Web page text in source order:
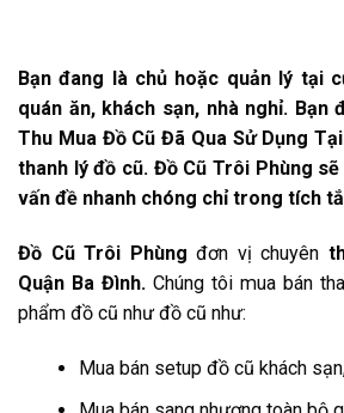
Bạn đang là chủ hoặc quản lý tại
quán ăn, khách sạn, nhà nghỉ. Bạn
Thu Mua Đồ Cũ Đã Qua Sử Dụng
thanh lý đồ cũ. Đồ Cũ Trôi Phùng
vấn đề nhanh chóng chỉ trong tích
Đồ Cũ Trôi Phùng đơn vị chuyên
Quận Ba Đình. Chúng tôi mua bán
phẩm đồ cũ như đồ cũ như:
Mua bán setup đồ cũ khách